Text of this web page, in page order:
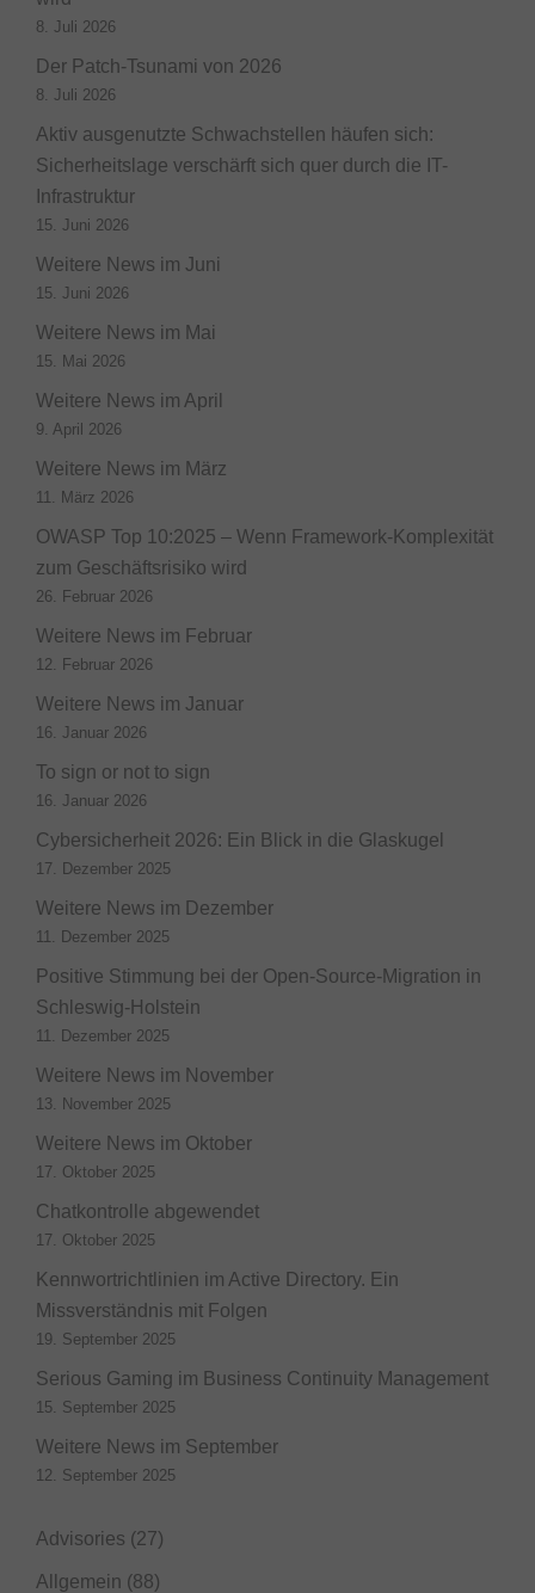
8. Juli 2026
Der Patch-Tsunami von 2026
8. Juli 2026
Aktiv ausgenutzte Schwachstellen häufen sich:
Sicherheitslage verschärft sich quer durch die IT-
Infrastruktur
15. Juni 2026
Weitere News im Juni
15. Juni 2026
Weitere News im Mai
15. Mai 2026
Weitere News im April
9. April 2026
Weitere News im März
11. März 2026
OWASP Top 10:2025 – Wenn Framework-Komplexität
zum Geschäftsrisiko wird
26. Februar 2026
Weitere News im Februar
12. Februar 2026
Weitere News im Januar
16. Januar 2026
To sign or not to sign
16. Januar 2026
Cybersicherheit 2026: Ein Blick in die Glaskugel
17. Dezember 2025
Weitere News im Dezember
11. Dezember 2025
Positive Stimmung bei der Open-Source-Migration in
Schleswig-Holstein
11. Dezember 2025
Weitere News im November
13. November 2025
Weitere News im Oktober
17. Oktober 2025
Chatkontrolle abgewendet
17. Oktober 2025
Kennwortrichtlinien im Active Directory. Ein
Missverständnis mit Folgen
19. September 2025
Serious Gaming im Business Continuity Management
15. September 2025
Weitere News im September
12. September 2025
Advisories (27)
Allgemein (88)